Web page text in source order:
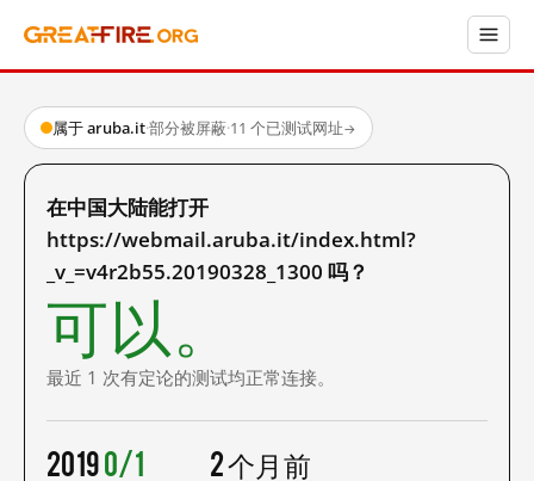
属于 aruba.it·部分被屏蔽·11 个已测试网址→
在中国大陆能打开
https://webmail.aruba.it/index.html?
_v_=v4r2b55.20190328_1300 吗？
可以。
最近 1 次有定论的测试均正常连接。
20190/1 2 个月前